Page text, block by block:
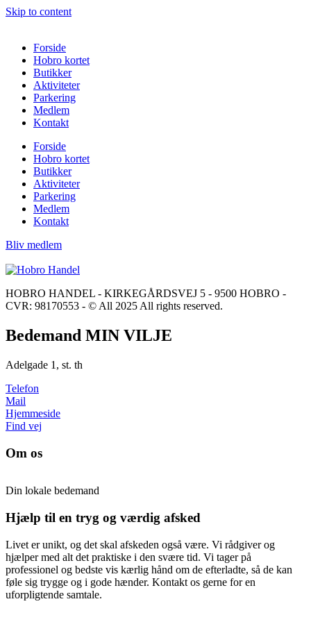
Skip to content
Forside
Hobro kortet
Butikker
Aktiviteter
Parkering
Medlem
Kontakt
Forside
Hobro kortet
Butikker
Aktiviteter
Parkering
Medlem
Kontakt
Bliv medlem
HOBRO HANDEL - KIRKEGÅRDSVEJ 5 - 9500 HOBRO -
CVR: 98170553 - © All 2025 All rights reserved.
Bedemand MIN VILJE
Adelgade 1, st. th
Telefon
Mail
Hjemmeside
Find vej
Om os
Din lokale bedemand
Hjælp til en tryg og værdig afsked
Livet er unikt, og det skal afskeden også være. Vi rådgiver og
hjælper med alt det praktiske i den svære tid. Vi tager på
professionel og bedste vis kærlig hånd om de efterladte, så de kan
føle sig trygge og i gode hænder. Kontakt os gerne for en
uforpligtende samtale.